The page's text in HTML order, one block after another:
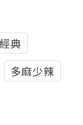
典
多麻少辣